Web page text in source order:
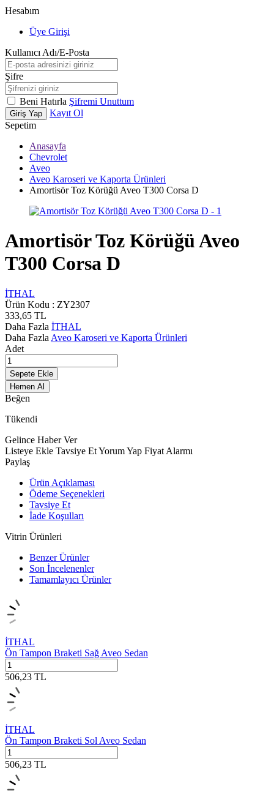
Hesabım
Üye Girişi
Kullanıcı Adı/E-Posta
Şifre
Beni Hatırla Şifremi Unuttum
Giriş Yap
Kayıt Ol
Sepetim
Anasayfa
Chevrolet
Aveo
Aveo Karoseri ve Kaporta Ürünleri
Amortisör Toz Körüğü Aveo T300 Corsa D
Amortisör Toz Körüğü Aveo
T300 Corsa D
İTHAL
Ürün Kodu : ZY2307
333,65 TL
Daha Fazla İTHAL
Daha Fazla Aveo Karoseri ve Kaporta Ürünleri
Adet
Sepete Ekle
Hemen Al
Beğen
Tükendi
Gelince Haber Ver
Listeye Ekle Tavsiye EtYorum Yap Fiyat Alarmı
Paylaş
Ürün Açıklaması
Ödeme Seçenekleri
Tavsiye Et
İade Koşulları
Vitrin Ürünleri
Benzer Ürünler
Son İncelenenler
Tamamlayıcı Ürünler
İTHAL
Ön Tampon Braketi Sağ Aveo Sedan
506,23 TL
İTHAL
Ön Tampon Braketi Sol Aveo Sedan
506,23 TL